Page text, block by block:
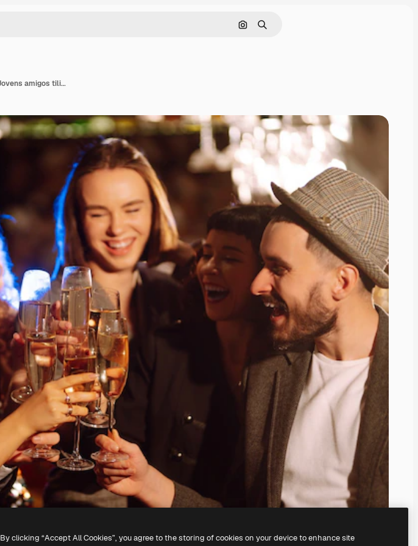
Pesquisar por imagem
Buscar
Grupo de pessoas felizes segurando estrelinhas na festa. Jovens amigos tilintando taças de champanhe.
By clicking “Accept All Cookies”, you agree to the storing of cookies on your device to enhance site